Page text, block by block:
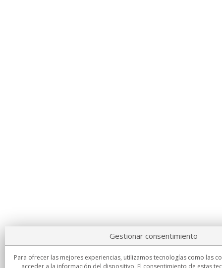
Gestionar consentimiento
Para ofrecer las mejores experiencias, utilizamos tecnologías como las
acceder a la información del dispositivo. El consentimiento de estas